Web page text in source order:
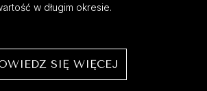
w długim okresie.
SIĘ WIĘCEJ